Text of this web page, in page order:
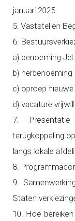
januari 2025
5. Vaststellen
6.
a) benoeming
b) herbenoeming
c) oproep
d) vacature
7. Presentatie
terugkoppeling
langs lokale
8.
9.
Staten
10. Hoe